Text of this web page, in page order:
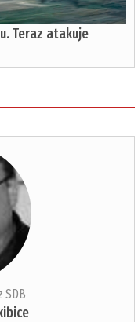
Teraz atakuje
SDB